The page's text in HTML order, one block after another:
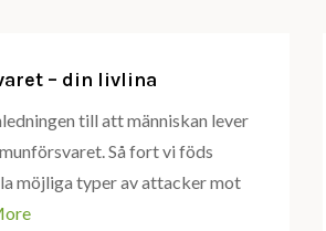
– din livlina
till att människan lever
Så fort vi föds
möjliga typer av attacker mot